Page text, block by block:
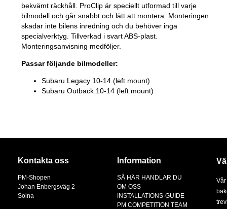
bekvämt räckhåll. ProClip är speciellt utformad till varje
bilmodell och går snabbt och lätt att montera. Monteringen
skadar inte bilens inredning och du behöver inga
specialverktyg. Tillverkad i svart ABS-plast.
Monteringsanvisning medföljer.
Passar följande bilmodeller:
Subaru Legacy 10-14 (left mount)
Subaru Outback 10-14 (left mount)
Kontakta oss
PM-Shopen
Johan Enbergsväg 2
Solna
Information
SÅ HÄR HANDLAR DU
OM OSS
INSTALLATIONS-GUIDE
PM COMPETITION TEAM